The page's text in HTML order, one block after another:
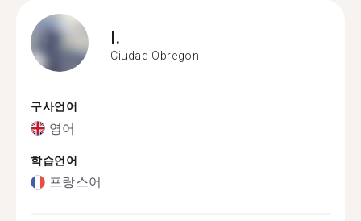
I.
Ciudad Obregón
구사언어
영어
학습언어
프랑스어